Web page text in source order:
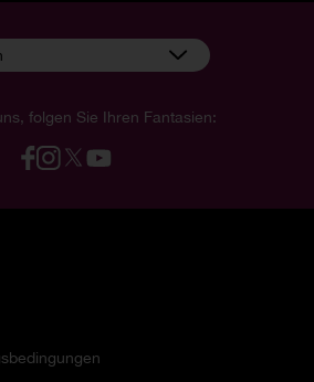
folgen Sie Ihren Fantasien: